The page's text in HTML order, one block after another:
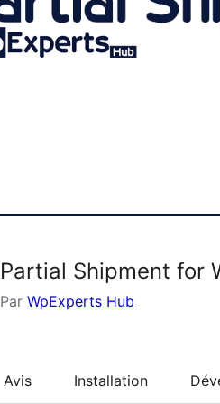
Partial Shipment for
Par WpExperts Hub
Avis Installation